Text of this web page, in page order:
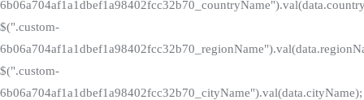
$(".custom-
$(".custom-
6b06a704af1a1dbef1a98402fcc32b70_cityName").val(data.cityName);